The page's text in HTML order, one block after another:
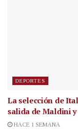
DEPORTES
La selección de
salida de Maldini
HACE 1 SEMANA